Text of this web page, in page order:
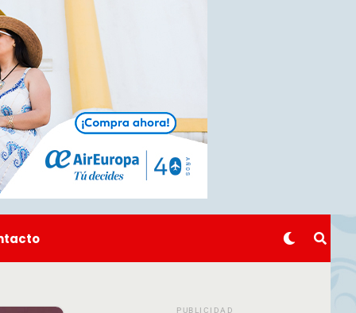
PUBLICIDAD